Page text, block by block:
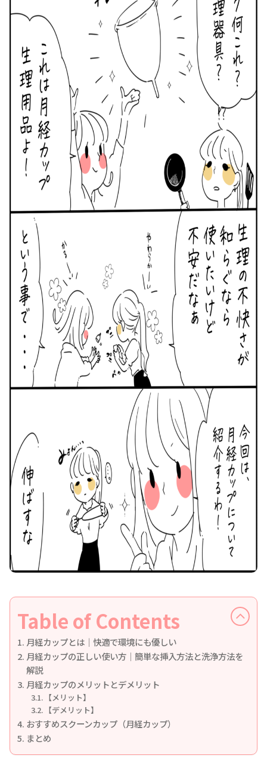
Table of Contents
月経カップとは｜快適で環境にも優しい
月経カップの正しい使い方｜簡単な挿入方法と洗浄方法を
解説
月経カップのメリットとデメリット
【メリット】
【デメリット】
おすすめスクーンカップ（月経カップ）
まとめ